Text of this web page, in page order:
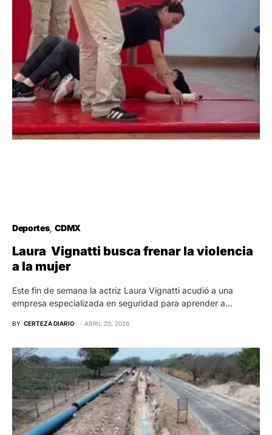
Deportes CDMX
Laura Vignatti busca frenar la violencia
a la mujer
Este fin de semana la actriz Laura Vignatti acudió a una
empresa especializada en seguridad para aprender a…
BY CERTEZA DIARIO ABRIL 20, 2026